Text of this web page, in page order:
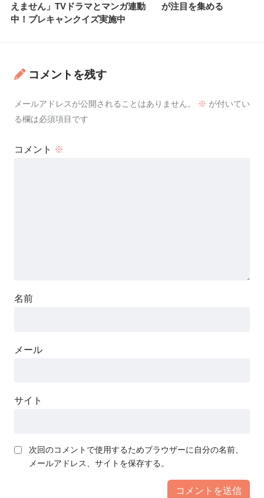
えません」TVドラマとマンガ連動
中！プレキャンクイズ実施中
が注目を集める
コメントを残す
メールアドレスが公開されることはありません。 ※ が付いてい
る欄は必須項目です
コメント ※
名前
メール
サイト
次回のコメントで使用するためブラウザーに自分の名前、
メールアドレス、サイトを保存する。